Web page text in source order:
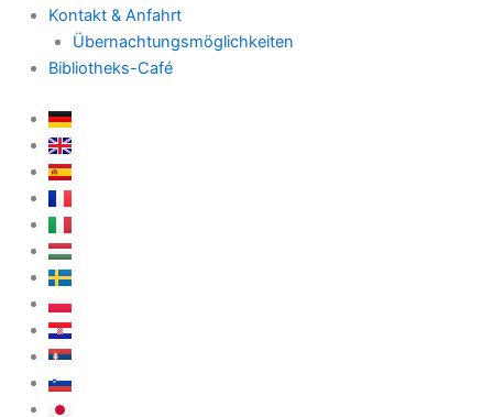
Kontakt & Anfahrt
Übernachtungsmöglichkeiten
Bibliotheks-Café